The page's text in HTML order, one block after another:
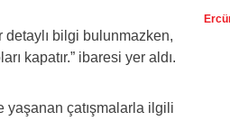
detaylı bilgi bulunmazken,
kapatır.” ibaresi yer aldı.
yaşanan çatışmalarla ilgili